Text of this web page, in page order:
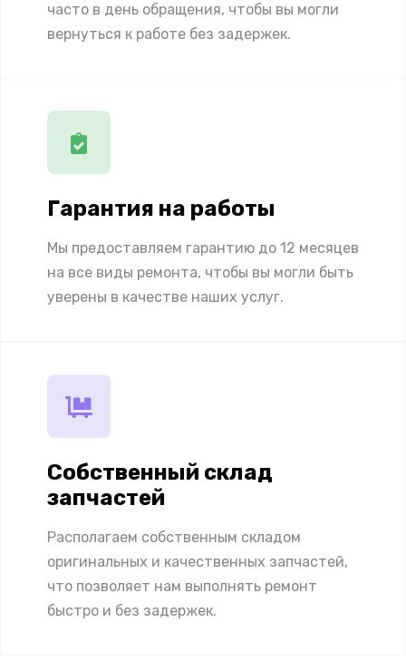
часто в день обращения, чтобы вы могли
вернуться к работе без задержек.
Гарантия на работы
Мы предоставляем гарантию до 12 месяцев
на все виды ремонта, чтобы вы могли быть
уверены в качестве наших услуг.
Собственный склад
запчастей
Располагаем собственным складом
оригинальных и качественных запчастей,
что позволяет нам выполнять ремонт
быстро и без задержек.